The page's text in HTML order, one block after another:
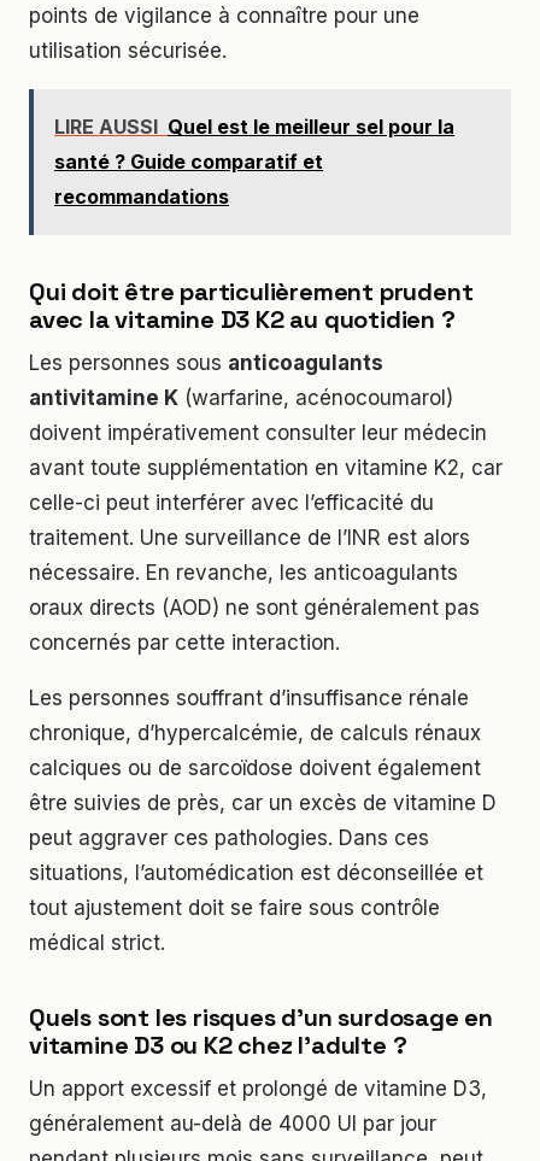
points de vigilance à connaître pour une
utilisation sécurisée.
LIRE AUSSI Quel est le meilleur sel pour la
santé ? Guide comparatif et
recommandations
Qui doit être particulièrement prudent
avec la vitamine D3 K2 au quotidien ?
Les personnes sous anticoagulants
antivitamine K (warfarine, acénocoumarol)
doivent impérativement consulter leur médecin
avant toute supplémentation en vitamine K2, car
celle-ci peut interférer avec l’efficacité du
traitement. Une surveillance de l’INR est alors
nécessaire. En revanche, les anticoagulants
oraux directs (AOD) ne sont généralement pas
concernés par cette interaction.
Les personnes souffrant d’insuffisance rénale
chronique, d’hypercalcémie, de calculs rénaux
calciques ou de sarcoïdose doivent également
être suivies de près, car un excès de vitamine D
peut aggraver ces pathologies. Dans ces
situations, l’automédication est déconseillée et
tout ajustement doit se faire sous contrôle
médical strict.
Quels sont les risques d’un surdosage en
vitamine D3 ou K2 chez l’adulte ?
Un apport excessif et prolongé de vitamine D3,
généralement au-delà de 4000 UI par jour